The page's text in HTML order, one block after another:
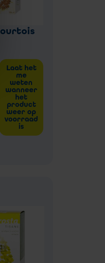
Laat het
me
weten
wanneer
het
product
weer op
voorraad
is